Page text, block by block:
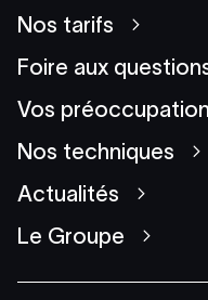
Nos tarifs
Foire aux
Vos
Nos techniques
Actualités
Le Groupe